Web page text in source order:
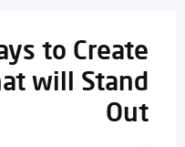
to Create
will Stand
Out